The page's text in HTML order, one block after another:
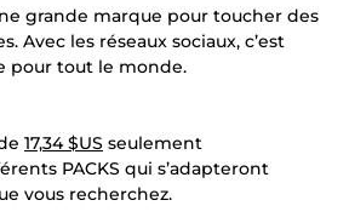
grande marque pour toucher des
Avec les réseaux sociaux, c’est
pour tout le monde.
17,34 $US seulement
PACKS qui s’adapteront
vous recherchez.